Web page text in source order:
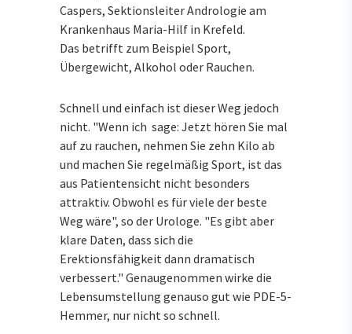
Caspers, Sektionsleiter Andrologie am
Krankenhaus Maria-Hilf in Krefeld.
Das betrifft zum Beispiel Sport,
Übergewicht, Alkohol oder Rauchen.
Schnell und einfach ist dieser Weg jedoch
nicht. "Wenn ich sage: Jetzt hören Sie mal
auf zu rauchen, nehmen Sie zehn Kilo ab
und machen Sie regelmäßig Sport, ist das
aus Patientensicht nicht besonders
attraktiv. Obwohl es für viele der beste
Weg wäre", so der Urologe. "Es gibt aber
klare Daten, dass sich die
Erektionsfähigkeit dann dramatisch
verbessert." Genaugenommen wirke die
Lebensumstellung genauso gut wie PDE-5-
Hemmer, nur nicht so schnell.